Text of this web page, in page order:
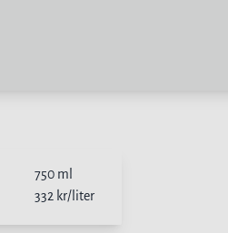
750 ml
332 kr/liter